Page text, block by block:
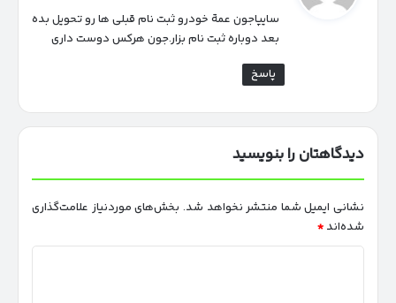
:
سایپاجون عمة خودرو ثبت نام قبلی ها رو تحویل بده
بعد دوباره ثبت نام بزار.جون هرکس دوست داری
پاسخ
دیدگاهتان را بنویسید
نشانی ایمیل شما منتشر نخواهد شد. بخش‌های موردنیاز علامت‌گذاری
شده‌اند *